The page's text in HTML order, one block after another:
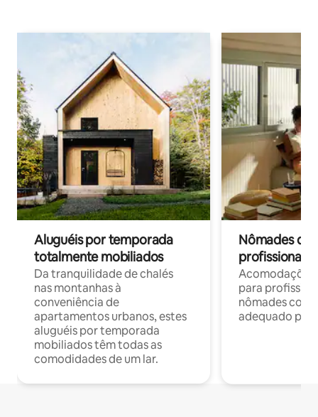
Aluguéis por temporada
totalmente mobiliados
Da tranquilidade de chalés
nas montanhas à
conveniência de
apartamentos urbanos, estes
aluguéis por temporada
mobiliados têm todas as
comodidades de um lar.
Nômades
profissionais
para
nômades com
adequado